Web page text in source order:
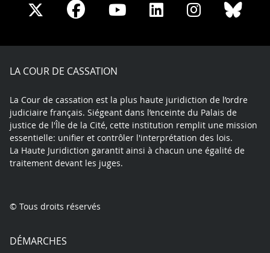
Share
X
Share
Facebook
Share
Youtube
Share
LinkedIn
Share
Instagram
LA COUR DE CASSATION
La Cour de cassation est la plus haute juridiction de l’ordre
judiciaire français. Siégeant dans l’enceinte du Palais de
justice de l'Île de la Cité, cette institution remplit une mission
essentielle: unifier et contrôler l'interprétation des lois.
La Haute Juridiction garantit ainsi à chacun une égalité de
traitement devant les juges.
© Tous droits réservés
DÉMARCHES